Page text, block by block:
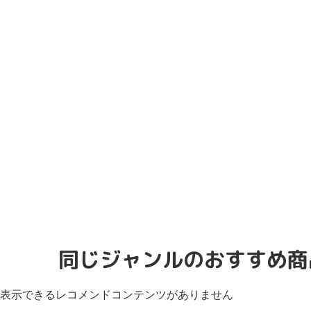
同じジャンルのおすすめ
表示できるレコメンドコンテンツがありません